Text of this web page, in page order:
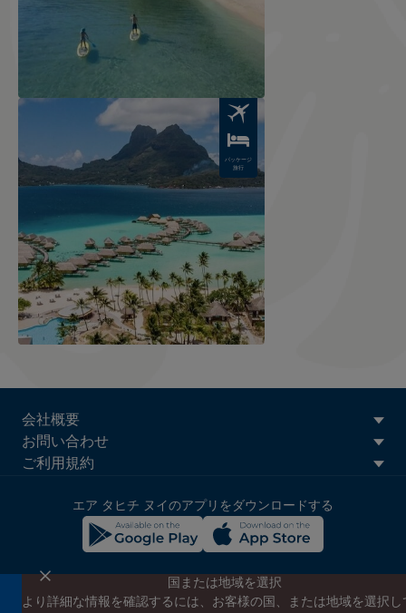
Image
パッケージ
旅行
ATN:
Footer
menu
会社概要
お問い合わせ
ご利用規約
エア タヒチ ヌイのアプリをダウンロードする
エア タヒチ ヌイのニュースレターに登録する
国または地域を選択
より詳細な情報を確認するには、お客様の国、または地域を選択し